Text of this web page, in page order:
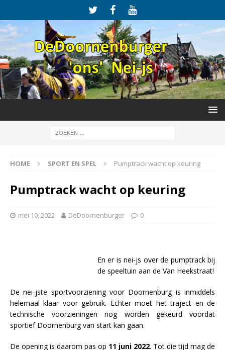
HOME SPORT EN SPEL Pumptrack wacht op keuring
Pumptrack wacht op keuring
mei 10, 2022 DeDoornenburger 0
En er is nei-js over de pumptrack bij
de speeltuin aan de Van Heekstraat!
De nei-jste sportvoorziening voor Doornenburg is inmiddels
helemaal klaar voor gebruik. Echter moet het traject en de
technische voorzieningen nog worden gekeurd voordat
sportief Doornenburg van start kan gaan.
De opening is daarom pas op 11 juni 2022. Tot die tijd mag de